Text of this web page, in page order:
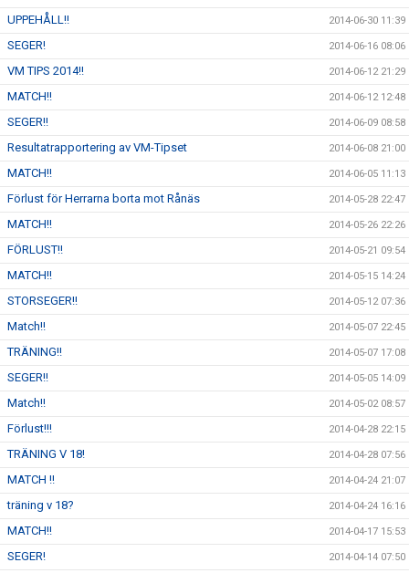
UPPEHÅLL!! 2014-06-30 11:39
SEGER! 2014-06-16 08:06
VM TIPS 2014!! 2014-06-12 21:29
MATCH!! 2014-06-12 12:48
SEGER!! 2014-06-09 08:58
Resultatrapportering av VM-Tipset 2014-06-08 21:00
MATCH!! 2014-06-05 11:13
Förlust för Herrarna borta mot Rånäs 2014-05-28 22:47
MATCH!! 2014-05-26 22:26
FÖRLUST!! 2014-05-21 09:54
MATCH!! 2014-05-15 14:24
STORSEGER!! 2014-05-12 07:36
Match!! 2014-05-07 22:45
TRÄNING!! 2014-05-07 17:08
SEGER!! 2014-05-05 14:09
Match!! 2014-05-02 08:57
Förlust!!! 2014-04-28 22:15
TRÄNING V 18! 2014-04-28 07:56
MATCH !! 2014-04-24 21:07
träning v 18? 2014-04-24 16:16
MATCH!! 2014-04-17 15:53
SEGER! 2014-04-14 07:50